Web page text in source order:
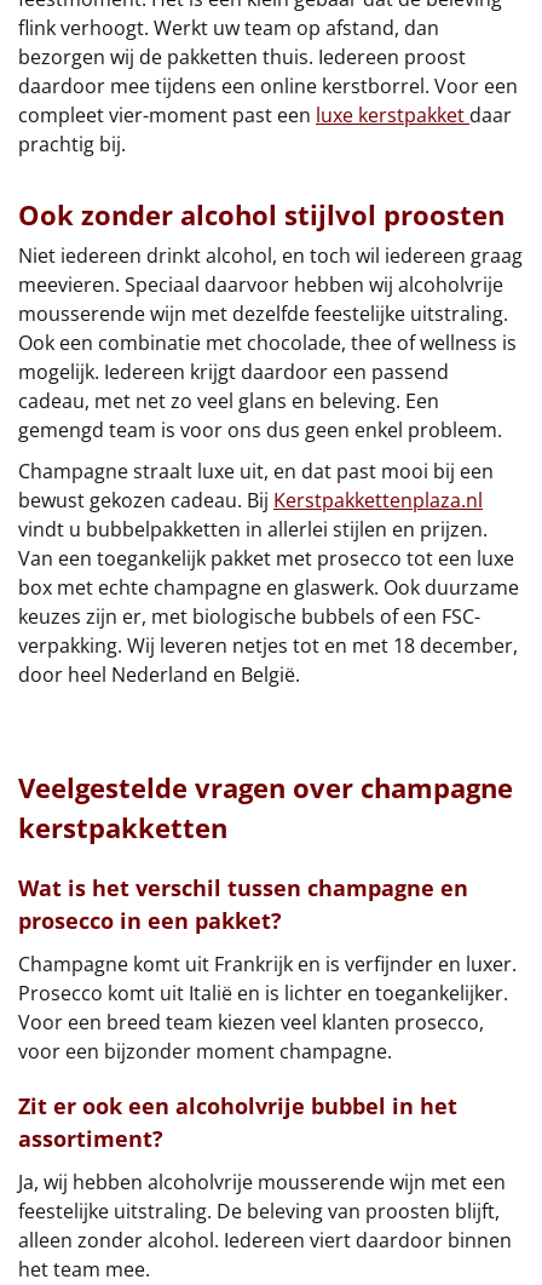
flink verhoogt. Werkt uw team op afstand, dan
bezorgen wij de pakketten thuis. Iedereen proost
daardoor mee tijdens een online kerstborrel. Voor een
compleet vier-moment past een luxe kerstpakket daar
prachtig bij.
Ook zonder alcohol stijlvol proosten
Niet iedereen drinkt alcohol, en toch wil iedereen graag
meevieren. Speciaal daarvoor hebben wij alcoholvrije
mousserende wijn met dezelfde feestelijke uitstraling.
Ook een combinatie met chocolade, thee of wellness is
mogelijk. Iedereen krijgt daardoor een passend
cadeau, met net zo veel glans en beleving. Een
gemengd team is voor ons dus geen enkel probleem.
Champagne straalt luxe uit, en dat past mooi bij een
bewust gekozen cadeau. Bij Kerstpakkettenplaza.nl
vindt u bubbelpakketten in allerlei stijlen en prijzen.
Van een toegankelijk pakket met prosecco tot een luxe
box met echte champagne en glaswerk. Ook duurzame
keuzes zijn er, met biologische bubbels of een FSC-
verpakking. Wij leveren netjes tot en met 18 december,
door heel Nederland en België.
Veelgestelde vragen over champagne
kerstpakketten
Wat is het verschil tussen champagne en
prosecco in een pakket?
Champagne komt uit Frankrijk en is verfijnder en luxer.
Prosecco komt uit Italië en is lichter en toegankelijker.
Voor een breed team kiezen veel klanten prosecco,
voor een bijzonder moment champagne.
Zit er ook een alcoholvrije bubbel in het
assortiment?
Ja, wij hebben alcoholvrije mousserende wijn met een
feestelijke uitstraling. De beleving van proosten blijft,
alleen zonder alcohol. Iedereen viert daardoor binnen
het team mee.